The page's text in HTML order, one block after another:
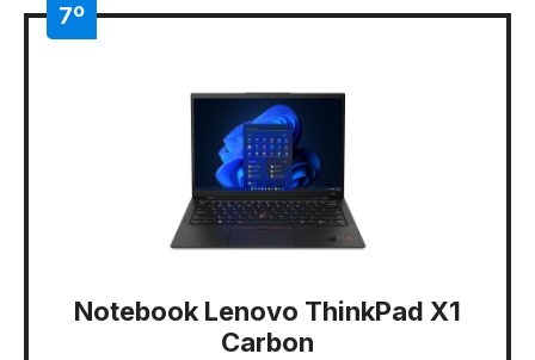
7º
Notebook Lenovo ThinkPad X1
Carbon